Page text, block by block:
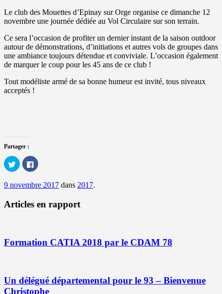
Le club des Mouettes d’Epinay sur Orge organise ce dimanche 12
novembre une journée dédiée au Vol Circulaire sur son terrain.
Ce sera l’occasion de profiter un dernier instant de la saison outdoor
autour de démonstrations, d’initiations et autres vols de groupes dans
une ambiance toujours détendue et conviviale. L’occasion également
de marquer le coup pour les 45 ans de ce club !
Tout modéliste armé de sa bonne humeur est invité, tous niveaux
acceptés !
Partager :
Cliquez
pour
partager
Twitter(ouvre
nouvelle
fenêtre)
Cliquez
pour
Facebook(ouvre
nouvelle
fenêtre)
9 novembre 2017 dans 2017.
Articles en rapport
Formation CATIA 2018 par le CDAM 78
Un délégué départemental pour le 93 – Bienvenue
Christophe